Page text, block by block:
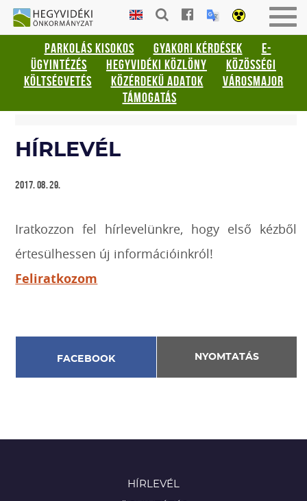
Gyorsbillentyűk
listája
Keresés:
"S"
Bejelentkezés:
be-
HEGYVIDÉKI
ÖNKORMÁNYZAT
PARKOLÁS KISOKOS GYAKORI KÉRDÉSEK
E-
ÜGYINTÉZÉS
HEGYVIDÉKI KÖZLÖNY
KÖZÖSSÉGI
KÖLTSÉGVETÉS
KÖZÉRDEKŰ ADATOK
VÁROSMAJOR
TÁMOGATÁS
HÍRLEVÉL
2017. 08. 29.
Iratkozzon fel hírlevelünkre, hogy első kézből
értesülhessen új információinkról!
Feliratkozom
FACEBOOK NYOMTATÁS
HÍRLEVÉL